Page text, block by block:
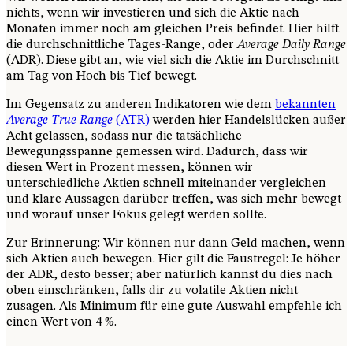
nichts, wenn wir investieren und sich die Aktie nach
Monaten immer noch am gleichen Preis befindet. Hier hilft
die durchschnittliche Tages-Range, oderAverage Daily Range
(ADR). Diese gibt an, wie viel sich die Aktie im Durchschnitt
am Tag von Hoch bis Tief bewegt.
Im Gegensatz zu anderen Indikatoren wie dem bekannten
Average True Range (ATR)werden hier Handelslücken außer
Acht gelassen, sodass nur die tatsächliche
Bewegungsspanne gemessen wird. Dadurch, dass wir
diesen Wert in Prozent messen, können wir
unterschiedliche Aktien schnell miteinander vergleichen
und klare Aussagen darüber treffen, was sich mehr bewegt
und worauf unser Fokus gelegt werden sollte.
Zur Erinnerung: Wir können nur dann Geld machen, wenn
sich Aktien auch bewegen. Hier gilt die Faustregel: Je höher
der ADR, desto besser; aber natürlich kannst du dies nach
oben einschränken, falls dir zu volatile Aktien nicht
zusagen. Als Minimum für eine gute Auswahl empfehle ich
einen Wert von 4 %.